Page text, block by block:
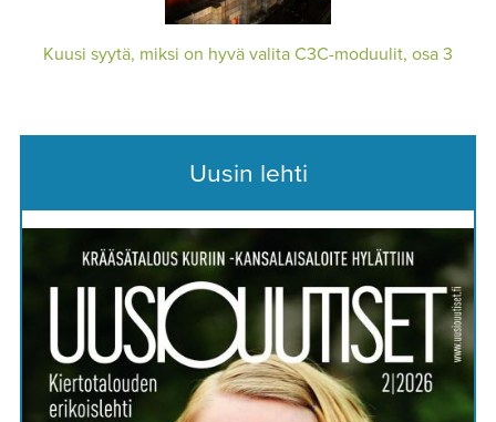
Kuusi syytä, miksi on hyvä valita C3C-moduulit, osa 3
Uusin lehti